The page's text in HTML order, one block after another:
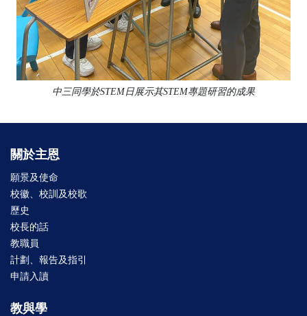
中三同學於STEM日展示其STEM專題研習的成果
關於主恩
願景及使命
校徽、校訓及校歌
歷史
校長的話
教職員
計劃、報告及指引
申請入讀
教與學